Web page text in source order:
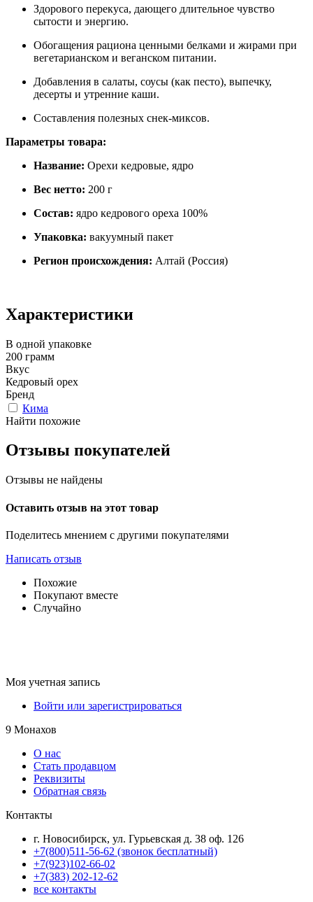
Здорового перекуса, дающего длительное чувство
сытости и энергию.
Обогащения рациона ценными белками и жирами при
вегетарианском и веганском питании.
Добавления в салаты, соусы (как песто), выпечку,
десерты и утренние каши.
Составления полезных снек-миксов.
Параметры товара:
Название: Орехи кедровые, ядро
Вес нетто: 200 г
Состав: ядро кедрового ореха 100%
Упаковка: вакуумный пакет
Регион происхождения: Алтай (Россия)
Характеристики
В одной упаковке
200 грамм
Вкус
Кедровый орех
Бренд
Кима
Найти похожие
Отзывы покупателей
Отзывы не найдены
Оставить отзыв на этот товар
Поделитесь мнением с другими покупателями
Написать отзыв
Похожие
Покупают вместе
Случайно
Моя учетная запись
Войти или зарегистрироваться
9 Монахов
О нас
Стать продавцом
Реквизиты
Обратная связь
Контакты
г. Новосибирск, ул. Гурьевская д. 38 оф. 126
+7(800)511-56-62 (звонок бесплатный)
+7(923)102-66-02
+7(383) 202-12-62
все контакты